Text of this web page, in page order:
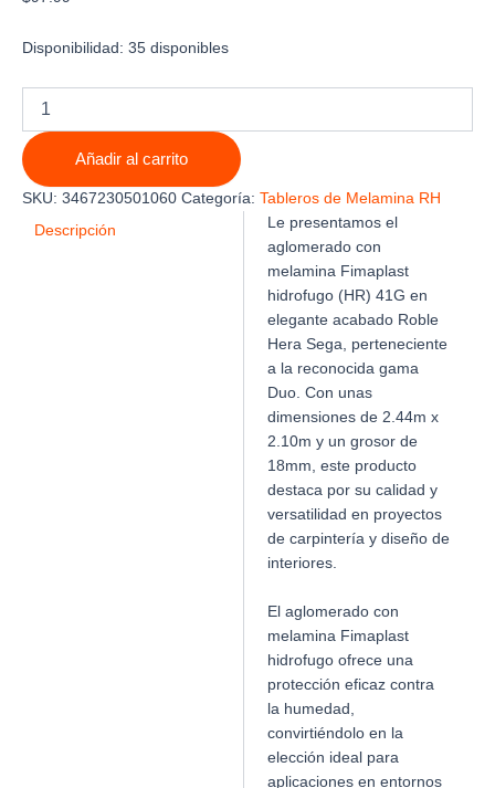
Disponibilidad: 35 disponibles
FIMAPLAST
HIDROFUGO
41G
ROBLE
HERA
SEGA
Añadir al carrito
SKU: 3467230501060 Categoría: Tableros de Melamina RH
Descripción
Le presentamos el
aglomerado con
melamina Fimaplast
hidrofugo (HR) 41G en
elegante acabado Roble
Hera Sega, perteneciente
a la reconocida gama
Duo. Con unas
dimensiones de 2.44m x
2.10m y un grosor de
18mm, este producto
destaca por su calidad y
versatilidad en proyectos
de carpintería y diseño de
interiores.
El aglomerado con
melamina Fimaplast
hidrofugo ofrece una
protección eficaz contra
la humedad,
convirtiéndolo en la
elección ideal para
aplicaciones en entornos